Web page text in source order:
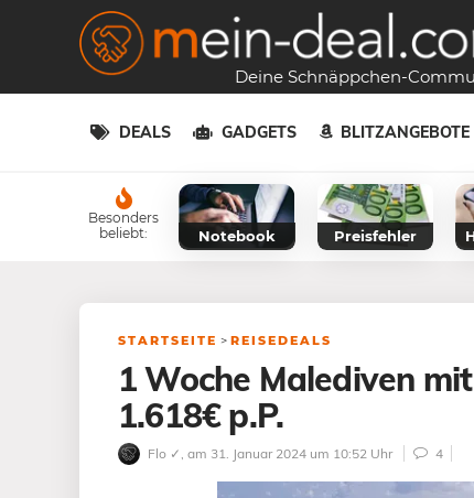
Deine Schnäppchen-
DEALS GADGETS BLITZANGEBOTE
Besonders
beliebt:
Notebook Preisfehler
STARTSEITE > REISEDEALS
1 Woche Malediven
1.618€ p.P.
Flo ✓ , am 31. Januar 2024 um 10:52 Uhr 4